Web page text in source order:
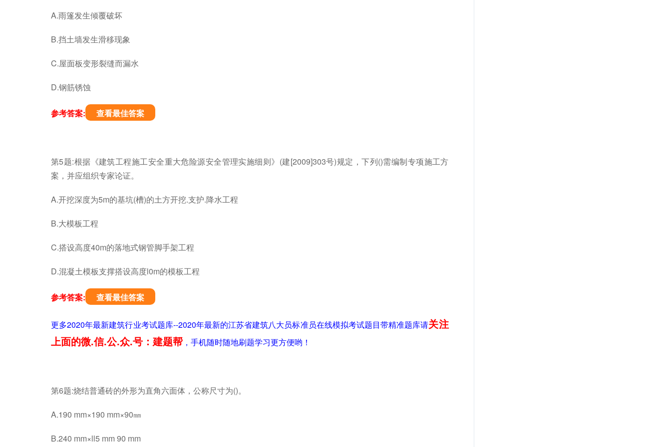
A.雨篷发生倾覆破坏
B.挡土墙发生滑移现象
C.屋面板变形裂缝而漏水
D.钢筋锈蚀
参考答案: 查看最佳答案
第5题:根据《建筑工程施工安全重大危险源安全管理实施细则》(建[2009]303号)规定，下列()需编制专项施工方
案，并应组织专家论证。
A.开挖深度为5m的基坑(槽)的土方开挖.支护.降水工程
B.大模板工程
C.搭设高度40m的落地式钢管脚手架工程
D.混凝土模板支撑搭设高度l0m的模板工程
参考答案: 查看最佳答案
更多2020年最新建筑行业考试题库--2020年最新的江苏省建筑八大员标准员在线模拟考试题目带精准题库请关注
上面的微.信.公.众.号：建题帮 ，手机随时随地刷题学习更方便哟！
第6题:烧结普通砖的外形为直角六面体，公称尺寸为()。
A.190 mm×190 mm×90㎜
B.240 mm×ll5 mm 90 mm